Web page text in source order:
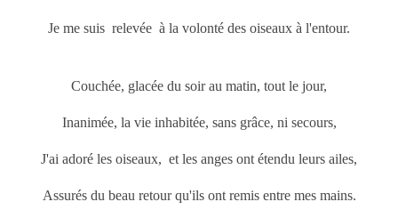
Je me suis relevée à la volonté des oiseaux à l'entour.
Couchée, glacée du soir au matin, tout le jour,
Inanimée, la vie inhabitée, sans grâce, ni secours,
J'ai adoré les oiseaux, et les anges ont étendu leurs ailes,
Assurés du beau retour qu'ils ont remis entre mes mains.